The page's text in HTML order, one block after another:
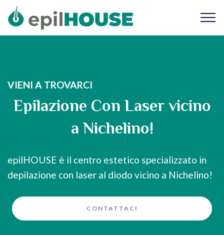
VIENI A TROVARCI
Epilazione Con Laser vicino
a Nichelino!
epilHOUSE è il centro estetico specializzato in
depilazione con laser al diodo vicino a Nichelino!
CONTATTACI